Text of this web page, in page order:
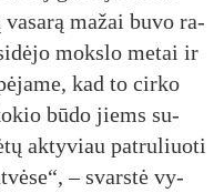
ma­žai bu­vo ra­
moks­lo me­tai ir
kad to cir­ko
bū­do jiems su­
ak­ty­viau pa­tru­liuo­ti
– svars­tė vy­